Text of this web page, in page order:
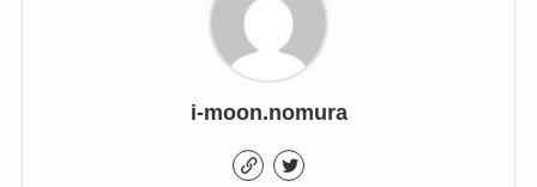
i-moon.nomura